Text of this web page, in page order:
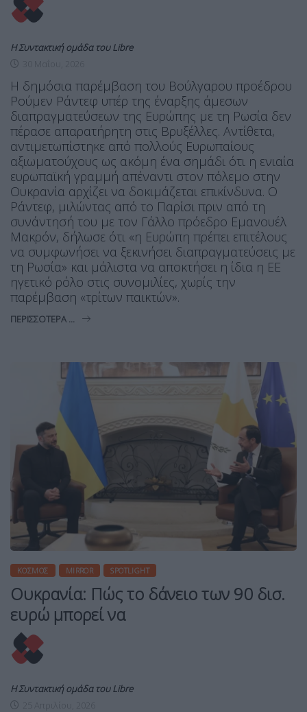
Η Συντακτική ομάδα του Libre
Η δημόσια παρέμβαση του Βούλγαρου προέδρου
Ρούμεν Ράντεφ υπέρ της έναρξης άμεσων
διαπραγματεύσεων της Ευρώπης με τη Ρωσία δεν
πέρασε απαρατήρητη στις Βρυξέλλες. Αντίθετα,
αντιμετωπίστηκε από πολλούς Ευρωπαίους
αξιωματούχους ως ακόμη ένα σημάδι ότι η ενιαία
ευρωπαϊκή γραμμή απέναντι στον πόλεμο στην
Ουκρανία αρχίζει να δοκιμάζεται επικίνδυνα. Ο
Ράντεφ, μιλώντας από το Παρίσι πριν από τη
συνάντησή του με τον Γάλλο πρόεδρο Εμανουέλ
Μακρόν, δήλωσε ότι «η Ευρώπη πρέπει επιτέλους
να συμφωνήσει να ξεκινήσει διαπραγματεύσεις με
τη Ρωσία» και μάλιστα να αποκτήσει η ίδια η ΕΕ
ηγετικό ρόλο στις συνομιλίες, χωρίς την
παρέμβαση «τρίτων παικτών».
ΠΕΡΙΣΣΌΤΕΡΑ ...
ΚΌΣΜΟΣ MIRROR SPOTLIGHT
Ουκρανία: Πώς το δάνειο των 90 δισ.
ευρώ μπορεί να
Η Συντακτική ομάδα του Libre